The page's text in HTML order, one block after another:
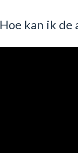
Hoe kan ik de